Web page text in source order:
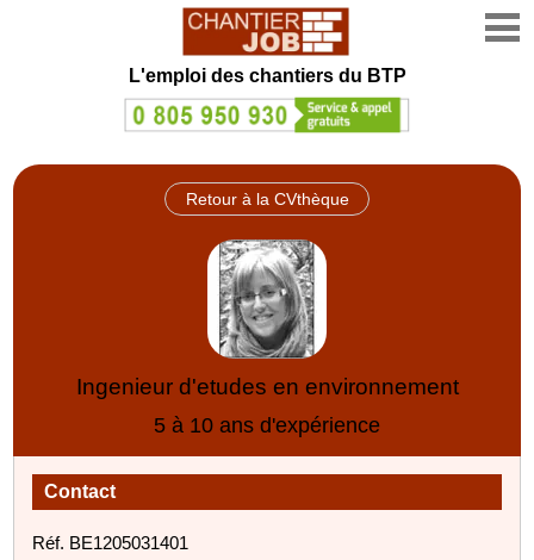
L'emploi des chantiers du BTP
Retour à la CVthèque
Ingenieur d'etudes en environnement
5 à 10 ans d'expérience
Contact
Réf. BE1205031401